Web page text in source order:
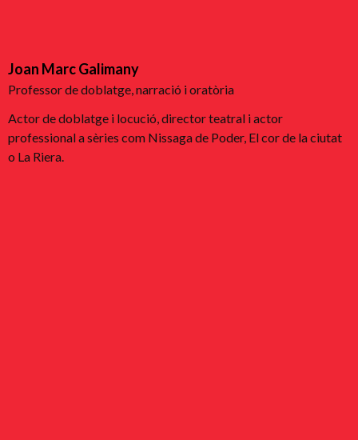
Joan Marc Galimany
Professor de doblatge, narració i oratòria
Actor de doblatge i locució, director teatral i actor
professional a sèries com Nissaga de Poder, El cor de la ciutat
o La Riera.